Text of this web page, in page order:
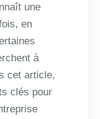
une
en
à
cet article,
clés pour